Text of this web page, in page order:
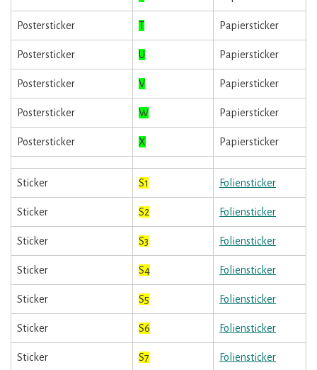
Postersticker T Papiersticker
Postersticker U Papiersticker
Postersticker V Papiersticker
Postersticker W Papiersticker
Postersticker X Papiersticker
Sticker S1 Foliensticker
Sticker S2 Foliensticker
Sticker S3 Foliensticker
Sticker S4 Foliensticker
Sticker S5 Foliensticker
Sticker S6 Foliensticker
Sticker S7 Foliensticker